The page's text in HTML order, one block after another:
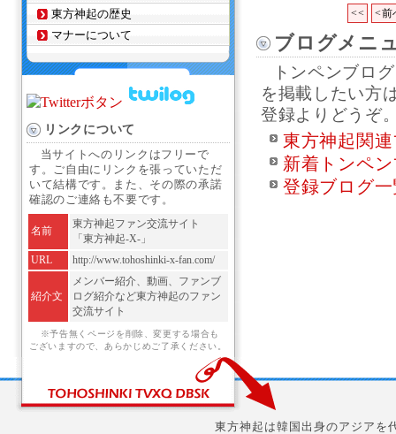
<< <前
ブログメニ
トンペンブロ
を掲載したい方
登録よりどうぞ
東方神起関
新着トンペ
登録ブログ
東方神起の歴史
マナーについて
リンクについて
当サイトへのリンクはフリーで
す。ご自由にリンクを張っていただ
いて結構です。また、その際の承諾
確認のご連絡も不要です。
名前
東方神起ファン交流サイト
「東方神起-X-」
URL
http://www.tohoshinki-x-fan.com/
紹介文
メンバー紹介、動画、ファンブ
ログ紹介など東方神起のファン
交流サイト
※予告無くページを削除、変更する場合も
ございますので、あらかじめご了承ください。
東方神起は韓国出身のアジアを